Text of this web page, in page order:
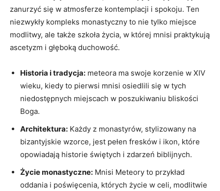
zanurzyć się w atmosferze kontemplacji i spokoju. Ten
niezwykły kompleks monastyczny to nie tylko miejsce
modlitwy, ale także szkoła życia, w której mnisi praktykują
ascetyzm i głęboką duchowość.
Historia i tradycja: meteora ma swoje korzenie w XIV
wieku, kiedy to pierwsi mnisi osiedlili się w tych
niedostępnych miejscach w poszukiwaniu bliskości
Boga.
Architektura: Każdy z monastyrów, stylizowany na
bizantyjskie wzorce, jest pełen fresków i ikon, które
opowiadają historie świętych i zdarzeń biblijnych.
Życie monastyczne: Mnisi Meteory to przykład
oddania i poświęcenia, których życie w celi, modlitwie